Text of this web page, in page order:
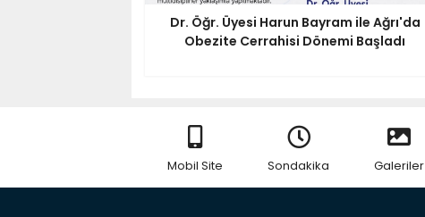
Dr. Öğr. Üyesi Harun Bayram ile Ağrı'da
Obezite Cerrahisi Dönemi Başladı
Mobil Site Sondakika Galeriler